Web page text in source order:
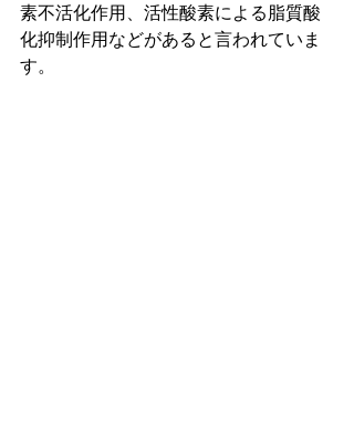
素不活化作用、活性酸素による脂質酸
化抑制作用などがあると言われていま
す。